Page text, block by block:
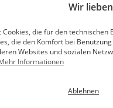
Bevor du den
vollendet wird.
Hierfür
diese vor Gebrauch
Wir
Cookies, die für den
die den Komfort bei
Websites und sozialen
Informationen
Ablehnen